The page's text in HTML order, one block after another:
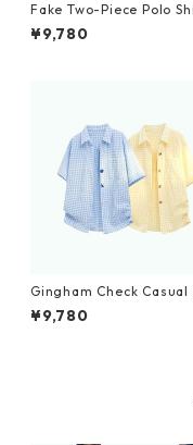
Fake Two-Piece Polo
0227
¥9,780
Gingham Check Casual
t D0221
¥9,780